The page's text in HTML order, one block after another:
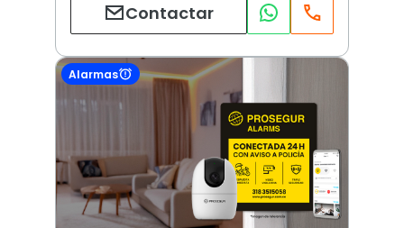
Contactar
Alarmas